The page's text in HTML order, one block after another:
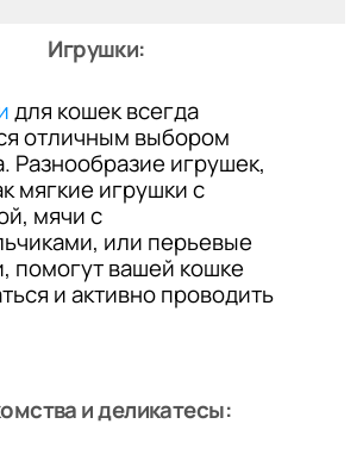
Игрушки:
для кошек всегда
отличным выбором
Разнообразие игрушек,
мягкие игрушки с
мячи с
или перьевые
помогут вашей кошке
и активно проводить
и деликатесы: